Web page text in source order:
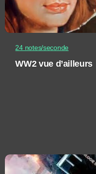
24 notes/seconde
WW2 vue d’ailleurs